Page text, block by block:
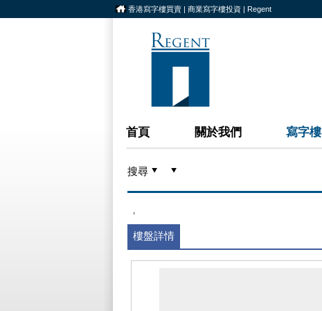
香港寫字樓買賣 | 商業寫字樓投資 | Regent
首頁 關於我們 寫字樓
搜尋
,
樓盤詳情